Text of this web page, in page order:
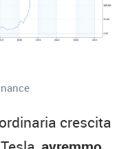
crescita